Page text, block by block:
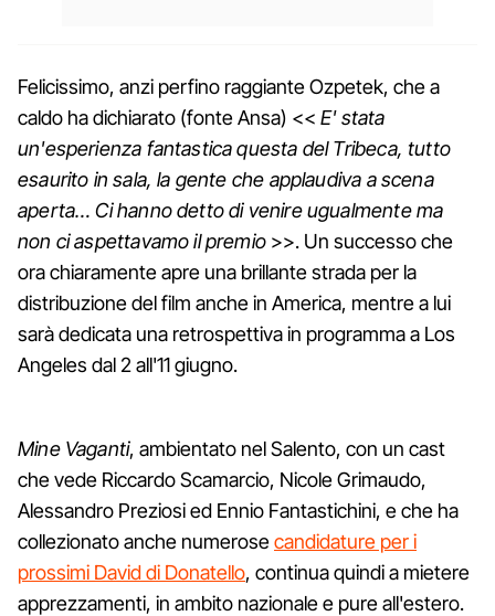
Felicissimo, anzi perfino raggiante Ozpetek, che a
caldo ha dichiarato (fonte Ansa) << E' stata
un'esperienza fantastica questa del Tribeca, tutto
esaurito in sala, la gente che applaudiva a scena
aperta… Ci hanno detto di venire ugualmente ma
non ci aspettavamo il premio >>. Un successo che
ora chiaramente apre una brillante strada per la
distribuzione del film anche in America, mentre a lui
sarà dedicata una retrospettiva in programma a Los
Angeles dal 2 all'11 giugno.
Mine Vaganti, ambientato nel Salento, con un cast
che vede Riccardo Scamarcio, Nicole Grimaudo,
Alessandro Preziosi ed Ennio Fantastichini, e che ha
collezionato anche numerosecandidature per i
prossimi David di Donatello, continua quindi a mietere
apprezzamenti, in ambito nazionale e pure all'estero.